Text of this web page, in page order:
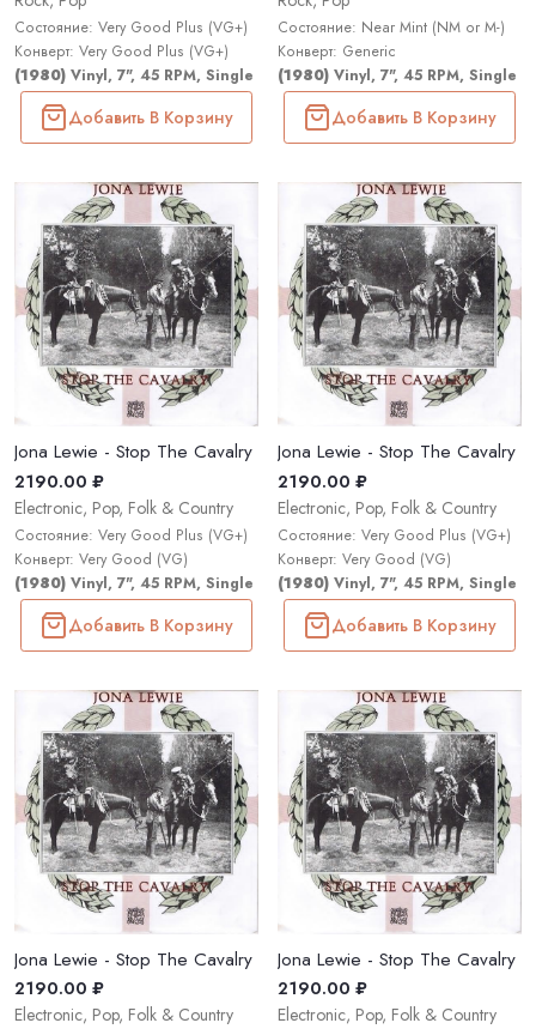
Состояние: Very Good Plus (VG+)
Конверт: Very Good Plus (VG+)
(1980) Vinyl, 7", 45 RPM, Single
Добавить В Корзину
Состояние: Near Mint (NM or M-)
Конверт: Generic
(1980) Vinyl, 7", 45 RPM, Single
Добавить В Корзину
Jona Lewie - Stop The Cavalry
2190.00 ₽
Electronic, Pop, Folk & Country
Состояние: Very Good Plus (VG+)
Конверт: Very Good (VG)
(1980) Vinyl, 7", 45 RPM, Single
Добавить В Корзину
Jona Lewie - Stop The Cavalry
2190.00 ₽
Electronic, Pop, Folk & Country
Состояние: Very Good Plus (VG+)
Конверт: Very Good (VG)
(1980) Vinyl, 7", 45 RPM, Single
Добавить В Корзину
Jona Lewie - Stop The Cavalry
2190.00 ₽
Electronic, Pop, Folk & Country
Jona Lewie - Stop The Cavalry
2190.00 ₽
Electronic, Pop, Folk & Country